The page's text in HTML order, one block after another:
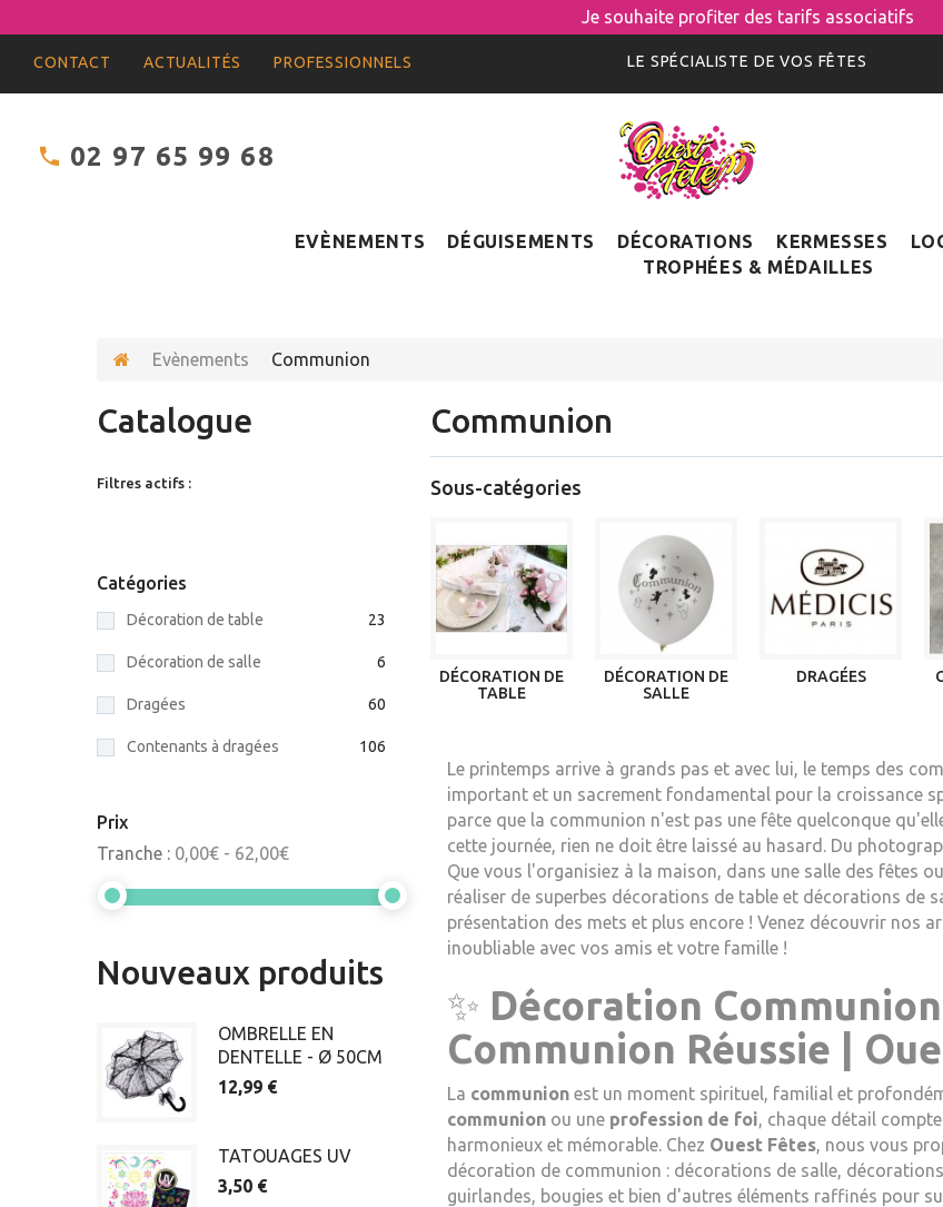
Je souhaite profiter des tarifs associatifs
LE SPÉCIALISTE DE VOS FÊTES
CONTACT ACTUALITÉS PROFESSIONNELS
02 97 65 99 68
EVÈNEMENTS DÉGUISEMENTS DÉCORATIONS KERMESSES
TROPHÉES & MÉDAILLES
Evènements Communion
Communion
Sous-catégories
DÉCORATION DE
TABLE
DÉCORATION DE
SALLE
DRAGÉES
Le printemps arrive à grands pas et avec lui, le temps des
important et un sacrement fondamental pour la croissance
parce que la communion n'est pas une fête quelconque
cette journée, rien ne doit être laissé au hasard. Du
Que vous l'organisiez à la maison, dans une salle des fêtes
réaliser de superbes décorations de table et décorations de
présentation des mets et plus encore ! Venez découvrir nos
inoubliable avec vos amis et votre famille !
✨ Décoration
Communion Réussie |
La communion est un moment spirituel, familial et
communion ou une profession de foi, chaque détail
harmonieux et mémorable. Chez Ouest Fêtes, nous vous
décoration de communion : décorations de salle,
guirlandes, bougies et bien d'autres éléments raffinés pour
Catalogue
Filtres actifs :
Catégories
Décoration de table 23
Décoration de salle 6
Dragées 60
Contenants à dragées 106
Prix
Tranche : 0,00€ - 62,00€
Nouveaux produits
OMBRELLE EN
DENTELLE - Ø 50CM
12,99 €
TATOUAGES UV
3,50 €